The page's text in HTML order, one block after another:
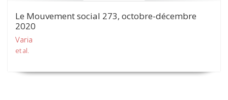
Le Mouvement social 273, octobre-décembre
2020
Varia
et al.